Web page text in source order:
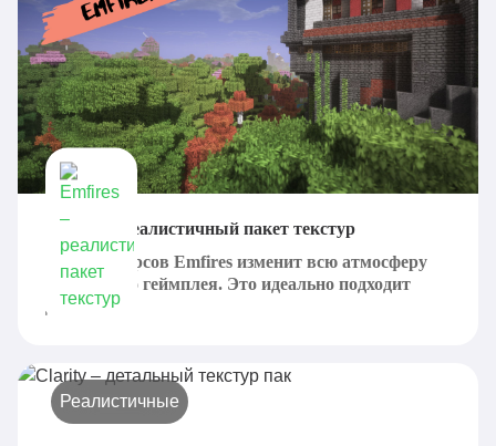
Emfires – реалистичный пакет текстур
Пакет ресурсов Emfires изменит всю атмосферу
ванильного геймплея. Это идеально подходит
для...
Реалистичные